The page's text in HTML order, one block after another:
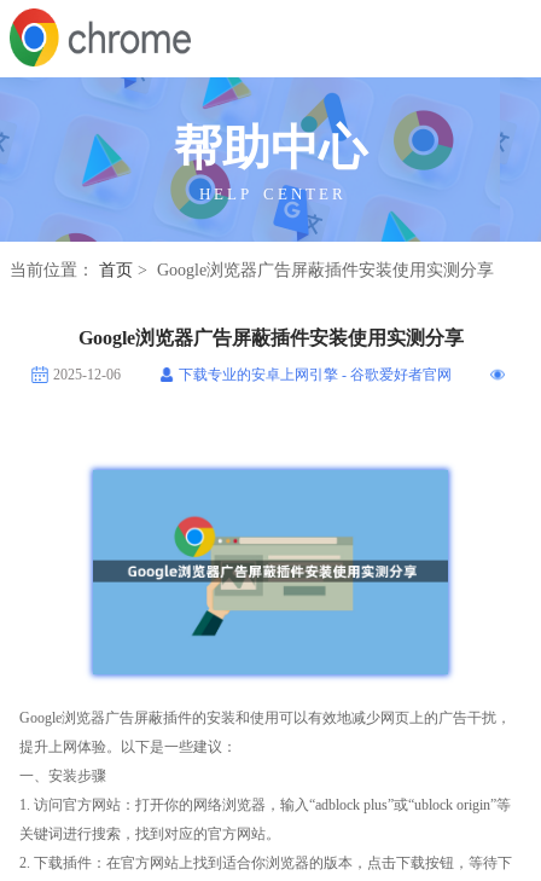
帮助中心
H E L P C E N T E R
当前位置： 首页 > Google浏览器广告屏蔽插件安装使用实测分享
Google浏览器广告屏蔽插件安装使用实测分享
2025-12-06 下载专业的安卓上网引擎 - 谷歌爱好者官网
Google浏览器广告屏蔽插件的安装和使用可以有效地减少网页上的广告干扰，
提升上网体验。以下是一些建议：
一、安装步骤
1. 访问官方网站：打开你的网络浏览器，输入“adblock plus”或“ublock origin”等
关键词进行搜索，找到对应的官方网站。
2. 下载插件：在官方网站上找到适合你浏览器的版本，点击下载按钮，等待下